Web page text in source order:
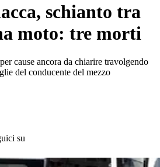
schianto tra
moto: tre morti
cause ancora da chiarire travolgendo
del conducente del mezzo
su